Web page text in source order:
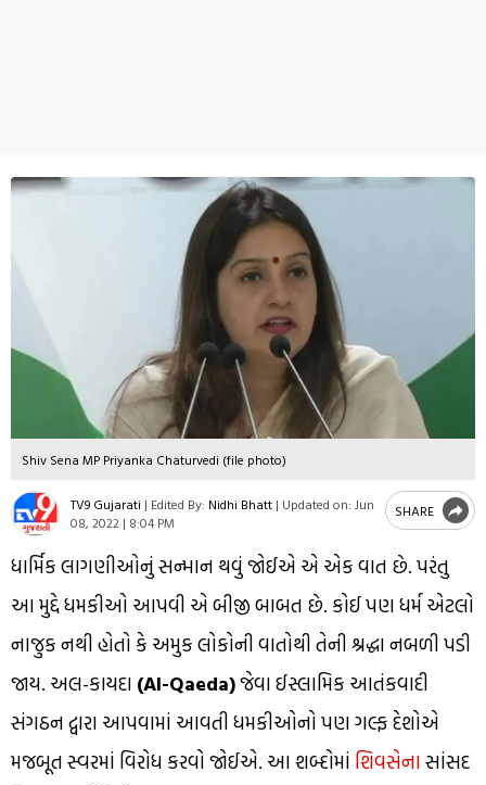
Shiv Sena MP Priyanka Chaturvedi (file photo)
TV9 Gujarati | Edited By: Nidhi Bhatt | Updated on: Jun
08, 2022 | 8:04 PM
SHARE
ધાર્મિક લાગણીઓનું સન્માન થવું જોઈએ એ એક વાત છે. પરંતુ
આ મુદ્દે ધમકીઓ આપવી એ બીજી બાબત છે. કોઈ પણ ધર્મ એટલો
નાજુક નથી હોતો કે અમુક લોકોની વાતોથી તેની શ્રદ્ધા નબળી પડી
જાય. અલ-કાયદા (Al-Qaeda)જેવા ઈસ્લામિક આતંકવાદી
સંગઠન દ્વારા આપવામાં આવતી ધમકીઓનો પણ ગલ્ફ દેશોએ
મજબૂત સ્વરમાં વિરોધ કરવો જોઈએ. આ શબ્દોમાં શિવસેનાસાંસદ